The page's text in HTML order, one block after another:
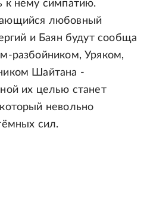
к нему симпатию.
любовный
и Баян будут сообща
разбойником, Уряком,
Шайтана -
их целью станет
невольно
сил.